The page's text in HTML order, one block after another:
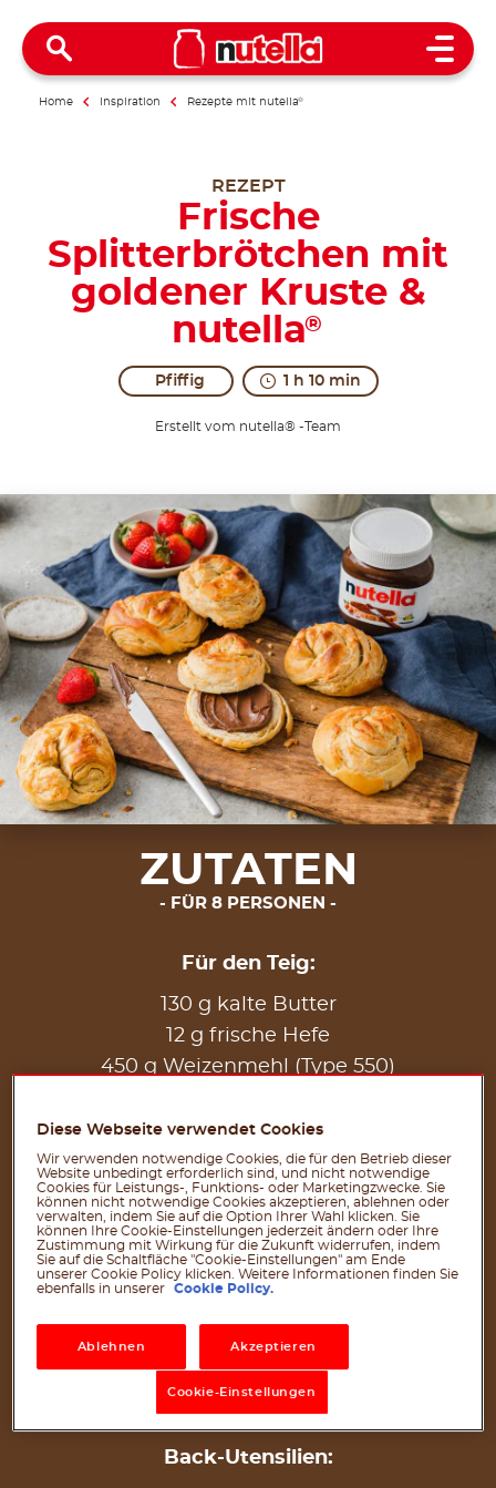
Open
Home Inspiration Rezepte mit nutella®
REZEPT
Frische
Splitterbrötchen mit
goldener Kruste &
nutella®
Pfiffig 1 h 10 min
Erstellt vom nutella® -Team
ZUTATEN
FÜR 8 PERSONEN
Für den Teig:
130 g kalte Butter
12 g frische Hefe
450 g Weizenmehl (Type 550)
40 g Natursauerteig
8 g Salz
40 g Zucker
Für das Bestreichen:
1 Ei
Für das Topping:
120 g (15 g pro Portion) nutella
Back-Utensilien:
Diese Webseite verwendet Cookies
Wir verwenden notwendige Cookies, die für den Betrieb dieser
Website unbedingt erforderlich sind, und nicht notwendige
Cookies für Leistungs-, Funktions- oder Marketingzwecke. Sie
können nicht notwendige Cookies akzeptieren, ablehnen oder
verwalten, indem Sie auf die Option Ihrer Wahl klicken. Sie
können Ihre Cookie-Einstellungen jederzeit ändern oder Ihre
Zustimmung mit Wirkung für die Zukunft widerrufen, indem
Sie auf die Schaltfläche "Cookie-Einstellungen" am Ende
unserer Cookie Policy klicken. Weitere Informationen finden Sie
ebenfalls in unserer
Cookie Policy.
Ablehnen Akzeptieren
Cookie-Einstellungen